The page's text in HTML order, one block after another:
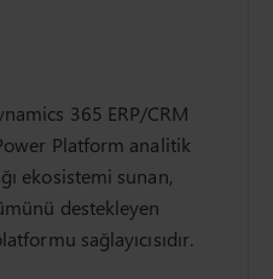
365 ERP/CRM
Platform analitik
ekosistemi sunan,
destekleyen
sağlayıcısıdır.